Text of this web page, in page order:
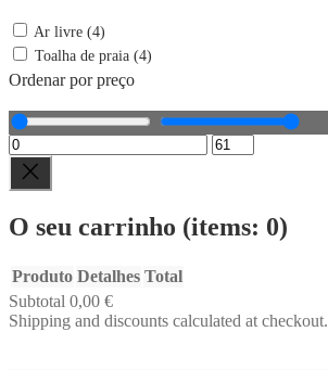
Ar livre (4)
Toalha de praia (4)
Ordenar por preço
O seu carrinho (items: 0)
Products
Produto Detalhes Total
Subtotal 0,00 €
Shipping and discounts calculated at checkout.